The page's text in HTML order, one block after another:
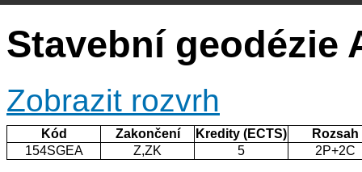
Stavební geodézie
Zobrazit rozvrh
Kód Zakončení Kredity (ECTS)
Rozsah
154SGEA
Z,ZK 5 2P+2C